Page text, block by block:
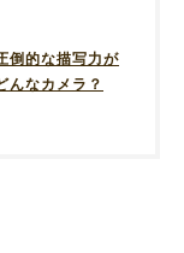
倒的な描写力が
んなカメラ？